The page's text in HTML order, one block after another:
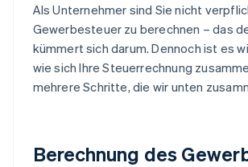
Als Unternehmer sind Sie nicht
Gewerbesteuer zu berechnen – das
kümmert sich darum. Dennoch ist es
wie sich Ihre Steuerrechnung
mehrere Schritte, die wir unten
Berechnung des